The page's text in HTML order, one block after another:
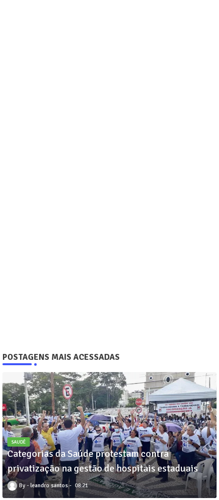
POSTAGENS MAIS ACESSADAS
SAUDÊ
Categorias da Saúde protestam contra
privatização na gestão de hospitais estaduais
leandro santos 08:21